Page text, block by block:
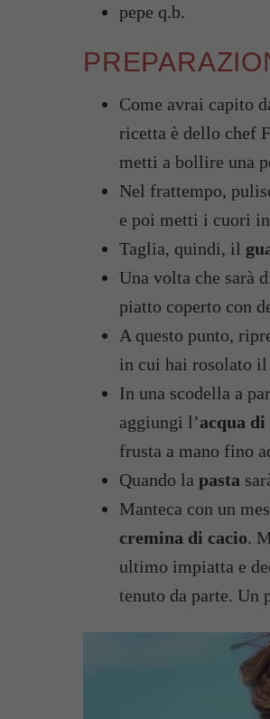
pepe q.b.
Come avrai capito
ricetta è dello chef
metti a bollire una
Nel frattempo,
e poi metti i cuori
Taglia, quindi, il
Una volta che sarà
piatto coperto con
A questo punto,
in cui hai rosolato il
In una scodella a
aggiungi l’acqua
frusta a mano fino
Quando la pasta
Manteca con un
cremina di cacio.
ultimo impiatta e
tenuto da parte. Un